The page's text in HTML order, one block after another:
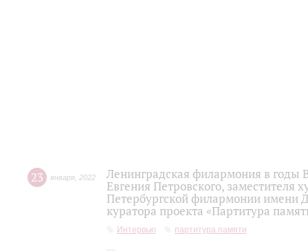
23 января 2022
Ленинградская филармония в годы
Евгения Петровского, заместителя
Петербургской филармонии имени
куратора проекта «Партитура
Интервью партитура памяти